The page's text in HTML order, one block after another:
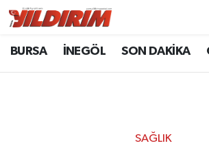
BURSA İNEGÖL SON DAKİKA
SAĞLIK
BURSA
Bursa Nöbetçi Eczaneler